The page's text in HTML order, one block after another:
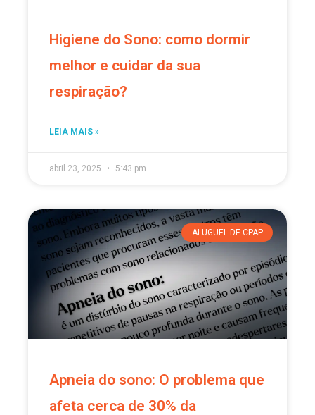
Higiene do Sono: como dormir
melhor e cuidar da sua
respiração?
LEIA MAIS »
abril 23, 2025 5:43 pm
ALUGUEL DE CPAP
Apneia do sono: O problema que
afeta cerca de 30% da